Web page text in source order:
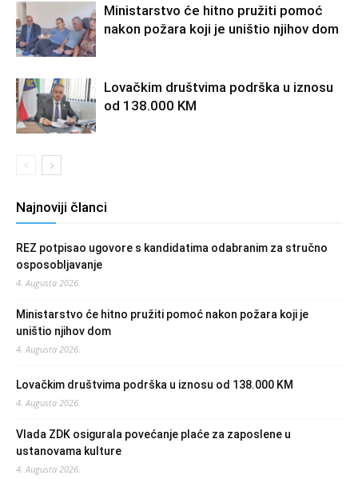
Ministarstvo će hitno pružiti pomoć
nakon požara koji je uništio njihov dom
Lovačkim društvima podrška u iznosu
od 138.000 KM
Najnoviji članci
REZ potpisao ugovore s kandidatima odabranim za stručno
osposobljavanje
4. Augusta 2026.
Ministarstvo će hitno pružiti pomoć nakon požara koji je
uništio njihov dom
4. Augusta 2026.
Lovačkim društvima podrška u iznosu od 138.000 KM
4. Augusta 2026.
Vlada ZDK osigurala povećanje plaće za zaposlene u
ustanovama kulture
4. Augusta 2026.